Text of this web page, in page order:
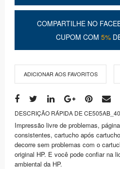
COMPARTILHE NO
CUPOM COM 5%
ADICIONAR AOS FAVORITOS
DESCRIÇÃO RÁPIDA DE CE505AB_40
Impressão livre de problemas,
consistentes, cartucho após
decorre sem problemas com o
original HP. E você pode confiar na
ambiental da HP.